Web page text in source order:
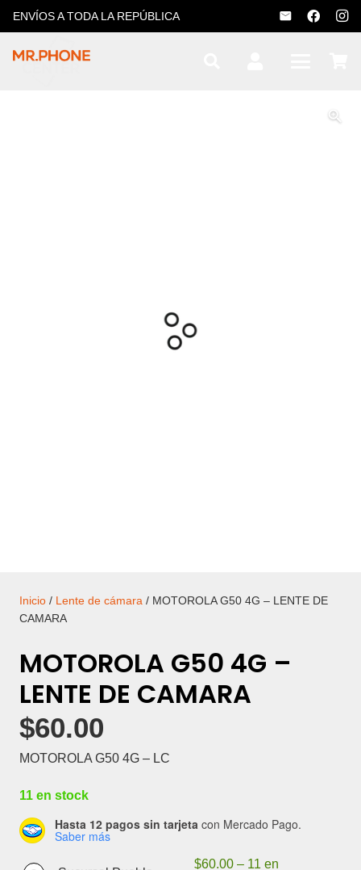
ENVÍOS A TODA LA REPÚBLICA
Inicio / Lente de cámara / MOTOROLA G50 4G – LENTE DE
CAMARA
MOTOROLA G50 4G –
LENTE DE CAMARA
$60.00
MOTOROLA G50 4G – LC
11 en stock
Hasta 12 pagos sin tarjeta con Mercado Pago.
Saber más
$60.00 – 11 en